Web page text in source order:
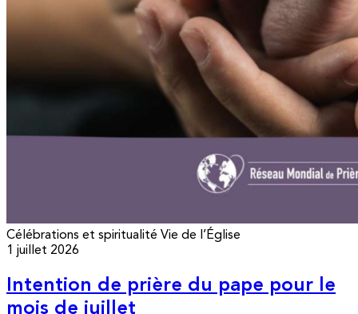
Célébrations et spiritualité Vie de l’Église
1 juillet 2026
Intention de prière du pape pour le
mois de juillet